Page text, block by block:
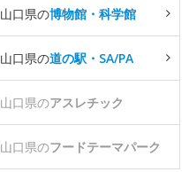
山口県の博物館・科学館
山口県の道の駅・SA/PA
山口県のアスレチック
山口県のフードテーマパーク